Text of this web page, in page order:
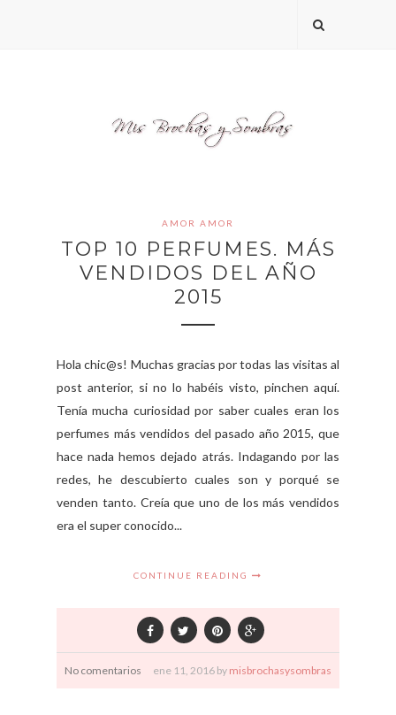
AMOR AMOR
TOP 10 PERFUMES. MÁS
VENDIDOS DEL AÑO
2015
Hola chic@s! Muchas gracias por todas las visitas al
post anterior, si no lo habéis visto, pinchen aquí.
Tenía mucha curiosidad por saber cuales eran los
perfumes más vendidos del pasado año 2015, que
hace nada hemos dejado atrás. Indagando por las
redes, he descubierto cuales son y porqué se
venden tanto. Creía que uno de los más vendidos
era el super conocido...
CONTINUE READING
No comentarios ene 11, 2016 by misbrochasysombras